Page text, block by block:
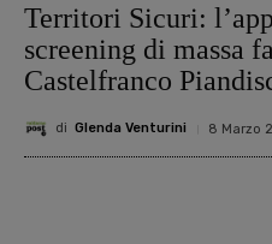
Territori Sicuri:
screening di massa
Castelfranco
di Glenda Venturini 8 Marzo